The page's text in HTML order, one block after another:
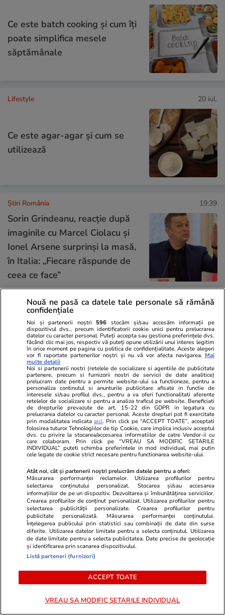
Ce este batch cooking și cum îți
poate simplifica mesele
săptămânale
Lifestyle 20 iul.
Ce este agar-agar și cum se
utilizează
Știri România 19:39
Sorin Grindeanu, reacție după
imaginile cu Marcel Ciolacu și
Ionel Arsene surprinși la masă,
în Italia: „Fiecare răspunde de
ceea ce face”
Interviu
Știri România 19:00
Cum ne schimbă psihanaliza și
de ce suferința face parte din
vindecare. Psihoterapeuta Ioana
Scoruș: „Oamenii se raportează
la viață într-un mod idealizat,
iar asta menține sentimentul
neîmplinirii”
Știri România 18:42
Incendiul de la bordul navei Gas
Lisbon din Marea Neagră s-a
stins, anunță DSU, dar nimeni
nu poate urca la bord
Știri România 18:10
Directorul general al TAROM a
fost demis. Radu Miruță: „Îmi
cere să aprob un buget
construit pe cifre nereale”.
Nouă ne pasă ca datele tale personale să rămână
confidențiale
Noi și partenerii noștri 596 stocăm și/sau accesăm informații pe
dispozitivul dvs., precum identificatorii cookie unici pentru prelucrarea
datelor cu caracter personal. Puteți accepta sau gestiona preferințele dvs.
făcând clic mai jos, respectiv vă puteți opune utilizării unui interes legitim
în orice moment pe pagina cu politica de confidențialitate. Aceste alegeri
vor fi raportate partenerilor noștri și nu vă vor afecta navigarea. Mai
multe detalii
Noi si partenerii nostri (retelele de socializare si agentiile de publicitate
partenere, precum si furnizorii nostri de servicii de date analitice)
prelucram date pentru a permite website-ului sa functioneze, pentru a
personaliza continutul si anunturile publicitare afisate in functie de
interesele si/sau profilul dvs., pentru a va oferi functionalitati aferente
retelelor de socializare si pentru a analiza traficul pe website. Beneficiati
de drepturile prevazute de art. 15-22 din GDPR in legatura cu
prelucrarea datelor cu caracter personal. Aceste drepturi pot fi exercitate
prin modalitatea indicataaici. Prin click pe “ACCEPT TOATE”, acceptati
folosirea tuturor Tehnologiilor de tip Cookie, care implica inclusiv acceptul
dvs. cu privire la stocarea/accesarea informatiilor de catre Vendor-ii cu
care colaboram. Prin click pe “VREAU SA MODIFIC SETARILE
INDIVIDUAL” puteti schimba preferintele in mod individual, mai putin
cele legate de cookie strict necesare pentru functionarea website-ului.
Atât noi, cât și partenerii noștri prelucrăm datele pentru a oferi:
Măsurarea performanței reclamelor. Utilizarea profilurilor pentru
selectarea conținutului personalizat. Stocarea și/sau accesarea
informațiilor de pe un dispozitiv. Dezvoltarea și îmbunătățirea serviciilor.
Crearea profilurilor de conținut personalizat. Utilizarea profilurilor pentru
selectarea publicității personalizate. Crearea profilurilor pentru
publicitate personalizată. Măsurarea performanței conținutului.
Înțelegerea publicului prin statistici sau combinații de date din surse
diferite. Utilizarea datelor limitate pentru a selecta conținutul. Utilizarea
de date limitate pentru a selecta publicitatea. Date precise de geolocație
și identificarea prin scanarea dispozitivului.
Listă parteneri (furnizori)
ACCEPT TOATE
VREAU SA MODIFIC SETARILE INDIVIDUAL